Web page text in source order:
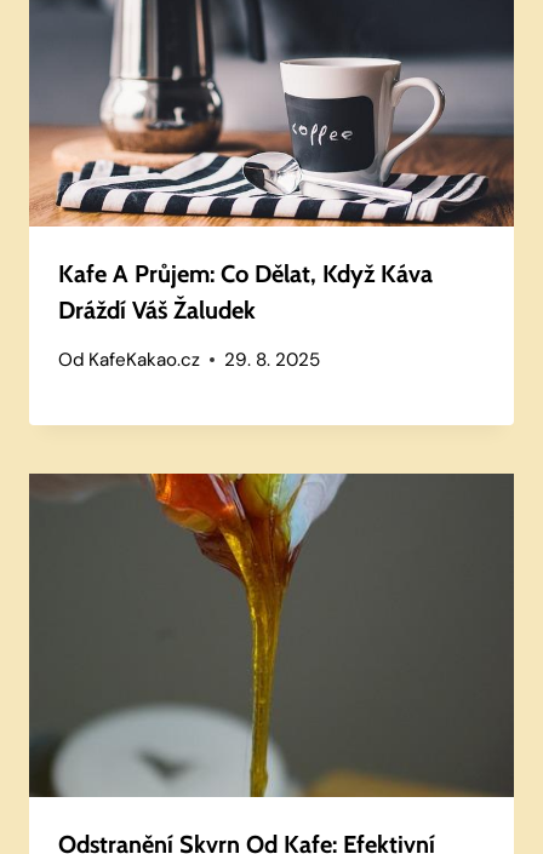
Kafe A Průjem: Co Dělat, Když Káva
Dráždí Váš Žaludek
Od KafeKakao.cz 29. 8. 2025
Odstranění Skvrn Od Kafe: Efektivní